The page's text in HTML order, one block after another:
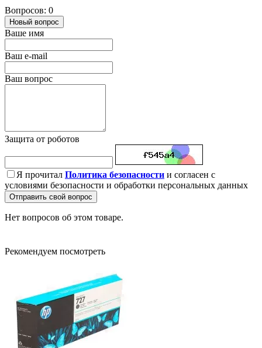
Вопросов: 0
Новый вопрос
Ваше имя
Ваш e-mail
Ваш вопрос
Защита от роботов
Я прочитал Политика безопасности и согласен с
условиями безопасности и обработки персональных данных
Отправить свой вопрос
Нет вопросов об этом товаре.
Рекомендуем посмотреть